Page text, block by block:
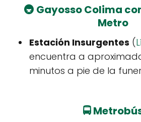
🚇 Gayosso Colima
Metro
Estación Insurgentes (
encuentra a
minutos a pie de la
🚍